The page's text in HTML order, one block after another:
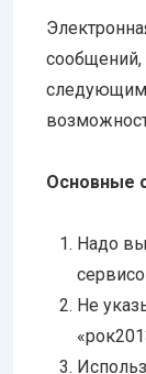
следующим
Основные
Надо
Не